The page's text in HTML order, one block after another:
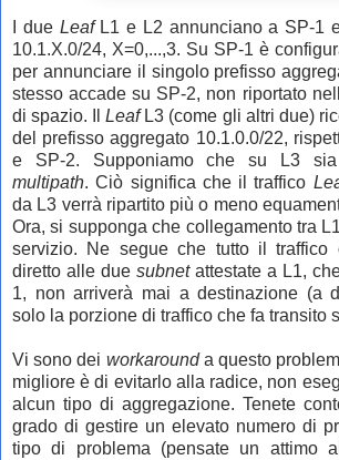
I due Leaf L1 e L2 annunciano a SP-1
10.1.X.0/24, X=0,...,3. Su SP-1 è
per annunciare il singolo prefisso
stesso accade su SP-2, non riportato
di spazio.
IlLeaf L3 (come gli altri due)
del prefisso aggregato 10.1.0.0/22,
e SP-2. Supponiamo che su L3
multipath. Ciò significa che il traffico
da L3 verrà ripartito più o meno
Ora, si supponga che collegamento tra
servizio. Ne segue che tutto il
diretto alle due subnet attestate a L1,
1, non arriverà mai a destinazione (a
solo la porzione di traffico che fa transito
Vi sono dei workarounda questo
migliore è di evitarlo alla radice, non
alcun tipo di aggregazione. Tenete
grado di gestire un elevato numero di
tipo di problema (pensate un attimo